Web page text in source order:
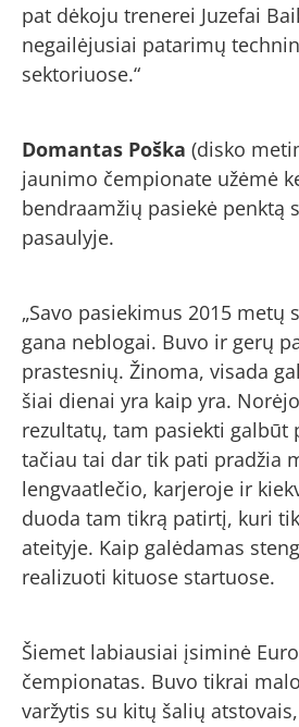
pat dėkoju trenerei Juzefai
negailėjusiai patarimų
sektoriuose.“
Domantas Poška (disko
jaunimo čempionate užėmė
bendraamžių pasiekė penktą
pasaulyje.
„Savo pasiekimus 2015 metų
gana neblogai. Buvo ir gerų
prastesnių. Žinoma, visada
šiai dienai yra kaip yra.
rezultatų, tam pasiekti galbūt
tačiau tai dar tik pati pradžia
lengvaatlečio, karjeroje ir
duoda tam tikrą patirtį, kuri
ateityje. Kaip galėdamas
realizuoti kituose startuose.
Šiemet labiausiai įsiminė
čempionatas. Buvo tikrai
varžytis su kitų šalių